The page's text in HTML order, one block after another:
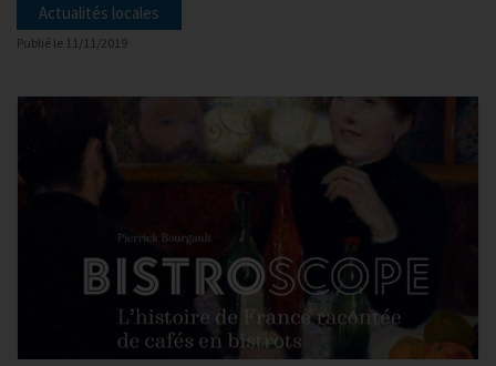
Actualités locales
Publié le 11/11/2019